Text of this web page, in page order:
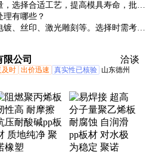
，选择合适工艺，提高模具寿命，批量
紧密合作，寻求性价比最优方案。
理有哪些？
镀、丝印、激光雕刻等。选择时需考虑
不同材料适合的处理方式有所不同。
公司 洽谈
及时 出价迅速 真实性已核验 山东德州